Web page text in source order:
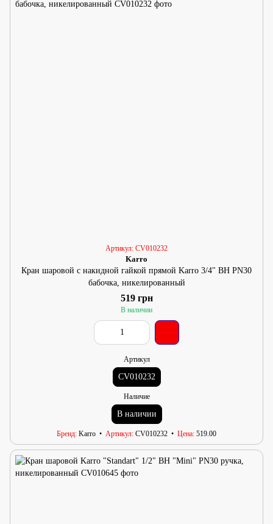
Артикул: CV010232
Karro
Кран шаровой с накидной гайкой прямой Karro 3/4" ВН PN30
бабочка, никелированный
519 грн
В наличии
Артикул
CV010232
Наличие
В наличии
Бренд Karro Артикул CV010232 Цена 519.00